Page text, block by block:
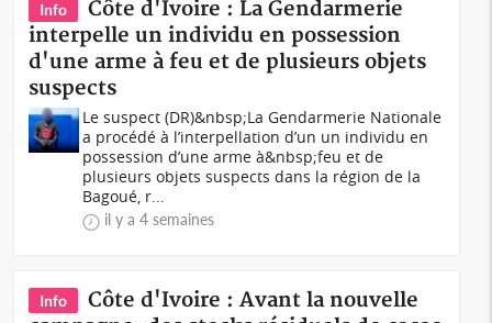
Info
Côte d'Ivoire : La Gendarmerie
interpelle un individu en possession
d'une arme à feu et de plusieurs objets
suspects
Le suspect (DR)&nbsp;La Gendarmerie Nationale
a procédé à l’interpellation d’un un individu en
possession d’une arme à&nbsp;feu et de
plusieurs objets suspects dans la région de la
Bagoué, r...
il y a 4 semaines
Info
Côte d'Ivoire : Avant la nouvelle